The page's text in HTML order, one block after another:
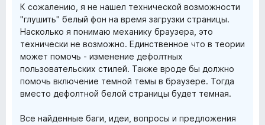
К сожалению, я не нашел технической возможности
"глушить" белый фон на время загрузки страницы.
Насколько я понимаю механику браузера, это
технически не возможно. Единственное что в теории
может помочь - изменение дефолтных
пользовательских стилей. Также вроде бы должно
помочь включение темной темы в браузере. Тогда
вместо дефолтной белой страницы будет темная.
Все найденные баги, идеи, вопросы и предложения